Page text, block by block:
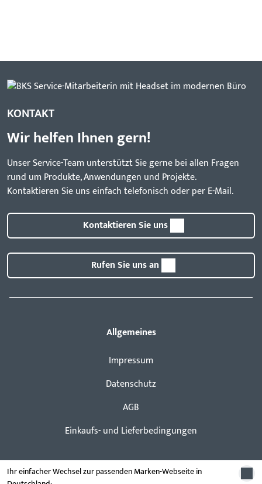
Ihr einfacher Wechsel zur passenden Marken-Webseite in
KONTAKT
Wir helfen Ihnen gern!
Unser Service-Team unterstützt Sie gerne bei allen Fragen
rund um Produkte, Anwendungen und Projekte.
Kontaktieren Sie uns einfach telefonisch oder per E-Mail.
Kontaktieren Sie uns
Rufen Sie uns an
Allgemeines
Impressum
Datenschutz
AGB
Einkaufs- und Lieferbedingungen